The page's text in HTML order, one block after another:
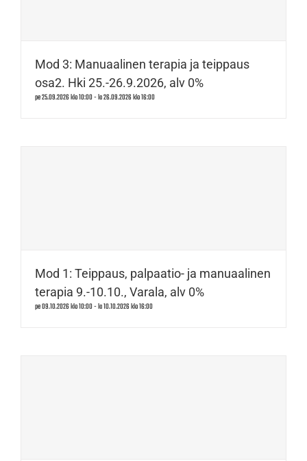
Mod 3: Manuaalinen terapia ja teippaus
osa2. Hki 25.-26.9.2026, alv 0%
pe 25.09.2026 klo 10:00-la 26.09.2026 klo 16:00
Mod 1: Teippaus, palpaatio- ja manuaalinen
terapia 9.-10.10., Varala, alv 0%
pe 09.10.2026 klo 10:00-la 10.10.2026 klo 16:00